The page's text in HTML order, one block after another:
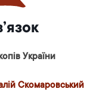
України
Скомаровський